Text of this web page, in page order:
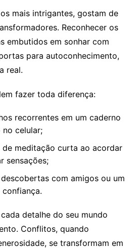
mais intrigantes, gostam de
Reconhecer os
embutidos em sonhar com
para autoconhecimento,
real.
fazer toda diferença:
recorrentes em um caderno
celular;
de meditação curta ao acordar
sensações;
com amigos ou um
detalhe do seu mundo
Conflitos, quando
se transformam em